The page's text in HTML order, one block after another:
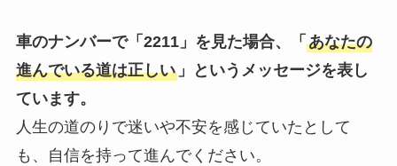
車のナンバーで「2211」を見た場合、「 あなたの
進んでいる道は正しい」というメッセージを表し
ています。
人生の道のりで迷いや不安を感じていたとして
も、自信を持って進んでください。